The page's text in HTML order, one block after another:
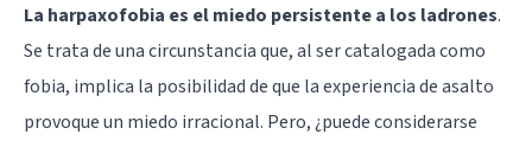
La harpaxofobia es el miedo persistente a los ladrones.
Se trata de una circunstancia que, al ser catalogada como
fobia, implica la posibilidad de que la experiencia de asalto
provoque un miedo irracional. Pero, ¿puede considerarse